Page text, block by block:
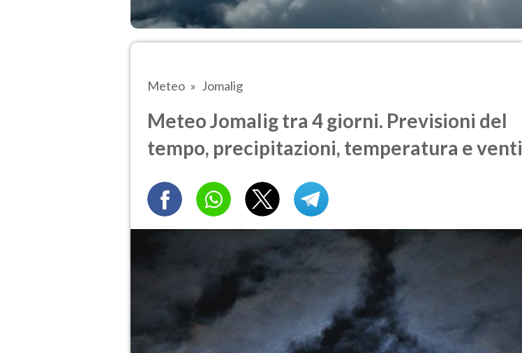
Meteo Jomalig
Meteo Jomalig tra 4 giorni. Previsioni del
tempo, precipitazioni, temperatura e venti